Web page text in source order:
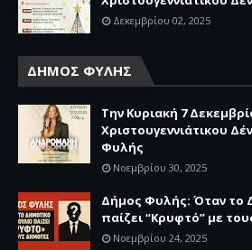
Δεκεμβρίου 02, 2025
ΔΗΜΟΣ ΦΥΛΗΣ
Την Κυριακή 7
Χριστουγεννιάτικου
Φυλής
Νοεμβρίου 30, 2025
Δήμος Φυλής: Όταν το
παίζει “Κρυφτό” με
Νοεμβρίου 24, 2025